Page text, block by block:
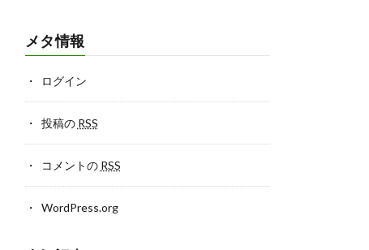
メタ情報
ログイン
投稿の RSS
コメントの RSS
WordPress.org